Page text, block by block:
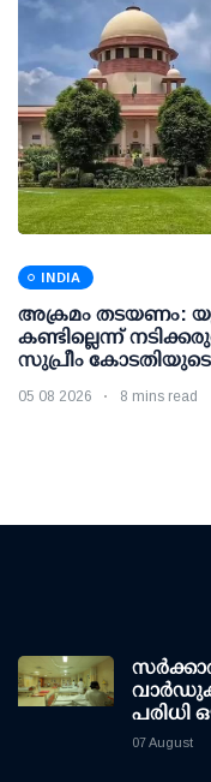
INDIA
അക്രമം തടയണം:
കണ്ടില്ലെന്ന്
സുപ്രീം കോടതിയുടെ
05 08 2026 8 mins read
പരിധി
07 August